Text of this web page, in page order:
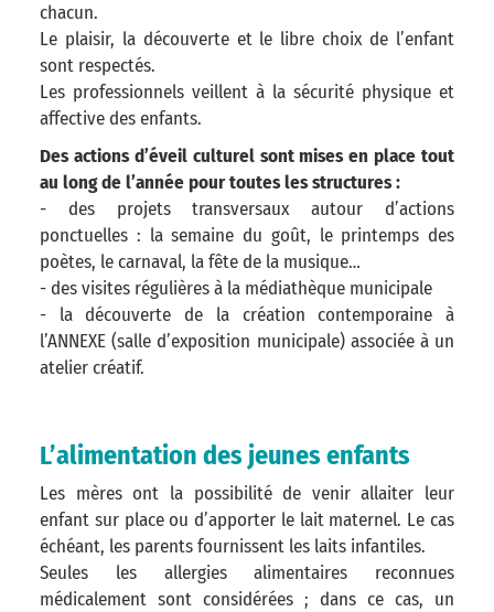
chacun.
Le plaisir, la découverte et le libre choix de l’enfant
sont respectés.
Les professionnels veillent à la sécurité physique et
affective des enfants.
Des actions d’éveil culturel sont mises en place tout
au long de l’année pour toutes les structures :
- des projets transversaux autour d’actions
ponctuelles : la semaine du goût, le printemps des
poètes, le carnaval, la fête de la musique…
- des visites régulières à la médiathèque municipale
- la découverte de la création contemporaine à
l’ANNEXE (salle d’exposition municipale) associée à un
atelier créatif.
L’alimentation des jeunes enfants
Les mères ont la possibilité de venir allaiter leur
enfant sur place ou d’apporter le lait maternel. Le cas
échéant, les parents fournissent les laits infantiles.
Seules les allergies alimentaires reconnues
médicalement sont considérées ; dans ce cas, un